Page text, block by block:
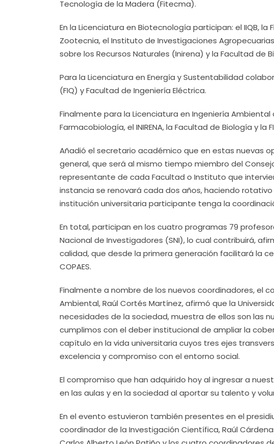
Tecnología de la Madera (Fitecma).
En la Licenciatura en Biotecnología participan: el IIQB,
Zootecnia, el Instituto de Investigaciones
sobre los Recursos Naturales (Inirena) y la Facultad de
Para la Licenciatura en Energía y Sustentabilidad
(FIQ) y Facultad de Ingeniería Eléctrica.
Finalmente para la Licenciatura en Ingeniería Ambiental
Farmacobiología, el INIRENA, la Facultad de Biología y la
Añadió el secretario académico que en estas nuevas
general, que será al mismo tiempo miembro del
representante de cada Facultad o Instituto que
instancia se renovará cada dos años, haciendo
institución universitaria participante tenga la
En total, participan en los cuatro programas 79
Nacional de Investigadores (SNI), lo cual contribuirá,
calidad, que desde la primera generación facilitará la
COPAES.
Finalmente a nombre de los nuevos coordinadores, el
Ambiental, Raúl Cortés Martínez, afirmó que la
necesidades de la sociedad, muestra de ellos son las
cumplimos con el deber institucional de ampliar la
capítulo en la vida universitaria cuyos tres ejes
excelencia y compromiso con el entorno social.
El compromiso que han adquirido hoy al ingresar a
en las aulas y en la sociedad al aportar su talento y
En el evento estuvieron también presentes en el
coordinador de la Investigación Científica, Raúl